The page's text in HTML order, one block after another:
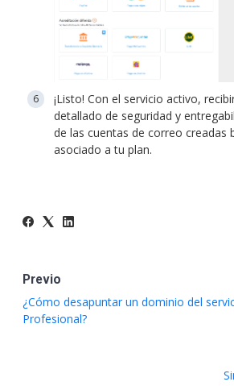
¡Listo! Con el servicio activo,
detallado de seguridad y
de las cuentas de correo creadas
asociado a tu plan.
Previo
¿Cómo desapuntar un dominio del
Profesional?